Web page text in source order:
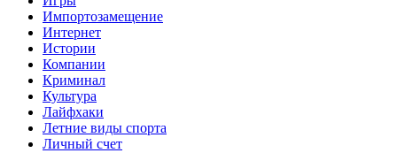
Импортозамещение
Интернет
Истории
Компании
Криминал
Культура
Лайфхаки
Летние виды спорта
Личный счет